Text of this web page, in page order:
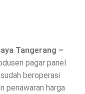
Tangerang –
pagar panel
beroperasi
penawaran harga